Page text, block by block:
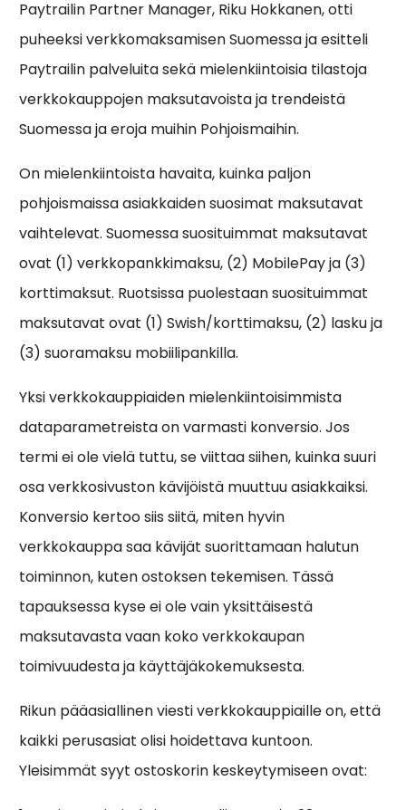
Paytrailin Partner Manager, Riku Hokkanen, otti
puheeksi verkkomaksamisen Suomessa ja esitteli
Paytrailin palveluita sekä mielenkiintoisia tilastoja
verkkokauppojen maksutavoista ja trendeistä
Suomessa ja eroja muihin Pohjoismaihin.
On mielenkiintoista havaita, kuinka paljon
pohjoismaissa asiakkaiden suosimat maksutavat
vaihtelevat. Suomessa suosituimmat maksutavat
ovat (1) verkkopankkimaksu, (2) MobilePay ja (3)
korttimaksut. Ruotsissa puolestaan suosituimmat
maksutavat ovat (1) Swish/korttimaksu, (2) lasku ja
(3) suoramaksu mobiilipankilla.
Yksi verkkokauppiaiden mielenkiintoisimmista
dataparametreista on varmasti konversio. Jos
termi ei ole vielä tuttu, se viittaa siihen, kuinka suuri
osa verkkosivuston kävijöistä muuttuu asiakkaiksi.
Konversio kertoo siis siitä, miten hyvin
verkkokauppa saa kävijät suorittamaan halutun
toiminnon, kuten ostoksen tekemisen. Tässä
tapauksessa kyse ei ole vain yksittäisestä
maksutavasta vaan koko verkkokaupan
toimivuudesta ja käyttäjäkokemuksesta.
Rikun pääasiallinen viesti verkkokauppiaille on, että
kaikki perusasiat olisi hoidettava kuntoon.
Yleisimmät syyt ostoskorin keskeytymiseen ovat: